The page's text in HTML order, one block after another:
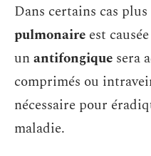
Dans certains cas
pulmonaire est
unantifongique sera
comprimés ou
nécessaire pour
maladie.